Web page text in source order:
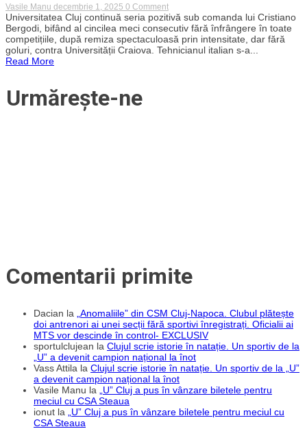
Vasile Manu decembrie 1, 2025 0 Commenton
Bergodi,
după
remiza
albă
cu
Universitatea Cluj continuă seria pozitivă sub comanda lui Cristiano
Bergodi, bifând al cincilea meci consecutiv fără înfrângere în toate
competițiile, după remiza spectaculoasă prin intensitate, dar fără
goluri, contra Universității Craiova. Tehnicianul italian s-a...
Read More
Urmărește-ne
Comentarii primite
Dacian la
„Anomaliile” din CSM Cluj-Napoca. Clubul plătește
doi antrenori ai unei secții fără sportivi înregistrați. Oficialii ai
MTS vor descinde în control- EXCLUSIV
sportulclujean la Clujul scrie istorie în natație. Un sportiv de la
„U” a devenit campion național la înot
Vass Attila la Clujul scrie istorie în natație. Un sportiv de la „U”
a devenit campion național la înot
Vasile Manu la
„U” Cluj a pus în vânzare biletele pentru
meciul cu CSA Steaua
ionut la
„U” Cluj a pus în vânzare biletele pentru meciul cu
CSA Steaua